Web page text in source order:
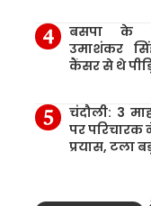
बसपा के
उमाशंकर
कैंसर से थे
चंदौली: 3
पर परिचारक
प्रयास, टला